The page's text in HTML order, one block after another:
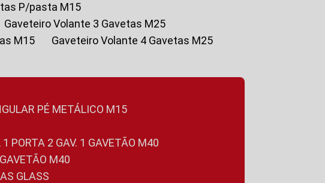
P/pasta M15
Gaveteiro Volante 3 Gavetas M25
M15
Gaveteiro Volante 4 Gavetas M25
PÉ METÁLICO M15
1 PORTA 2 GAV. 1 GAVETÃO M40
GAVETÃO M40
GLASS